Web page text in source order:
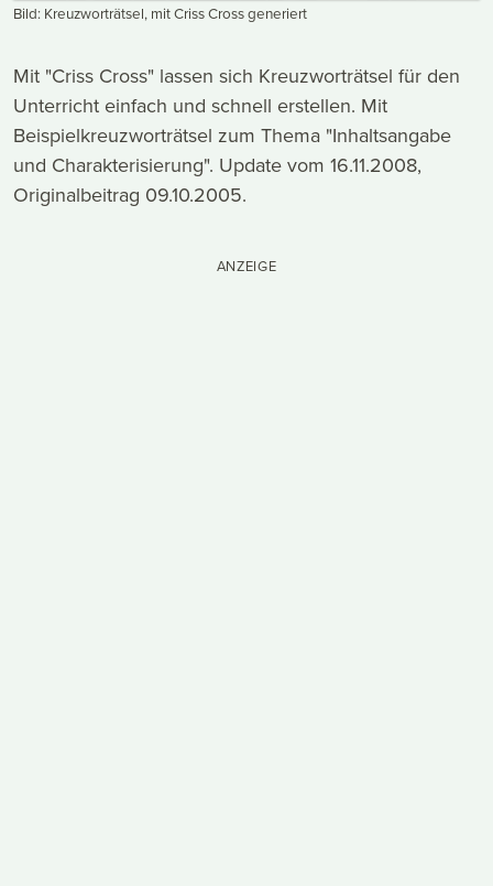
Bild: Kreuzworträtsel, mit Criss Cross generiert
Mit "Criss Cross" lassen sich Kreuzworträtsel für den
Unterricht einfach und schnell erstellen. Mit
Beispielkreuzworträtsel zum Thema "Inhaltsangabe
und Charakterisierung". Update vom 16.11.2008,
Originalbeitrag 09.10.2005.
ANZEIGE